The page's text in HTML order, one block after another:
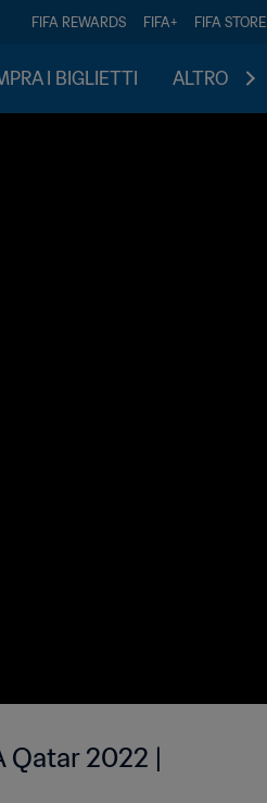
FIFA REWARDS FIFA+ FIFA STORE
I BIGLIETTI ALTRO
Qatar 2022 |